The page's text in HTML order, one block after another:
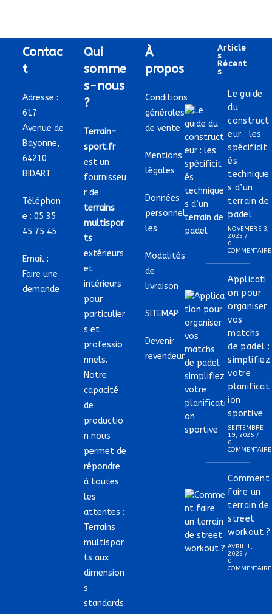
Contac
t
Adresse :
617
Avenue de
Bayonne,
64210
BIDART
Téléphon
e :05 35
45 75 45
Email :
Faire une
demande
Qui
somme
s-nous
?
Terrain-
sport.fr
est un
fournisseu
r de
terrains
multispor
ts
extérieurs
et
intérieurs
pour
particulier
s et
professio
nnels.
Notre
capacité
de
productio
n nous
permet de
répondre
à toutes
les
attentes :
Terrains
multispor
ts aux
dimension
s
standards
À
propos
Conditions
générales
de vente
Mentions
légales
Données
personnel
les
Modalités
de
livraison
SITEMAP
Devenir
revendeur
Article
S
Récent
S
Le guide
du
construct
eur : les
spécificit
és
technique
s d’un
terrain de
padel
NOVEMBRE 3,
2025 /
0
COMMENTAIRE
Applicati
on pour
organiser
vos
matchs
de padel :
simplifiez
votre
planificat
ion
sportive
SEPTEMBRE
19, 2025 /
0
COMMENTAIRE
Comment
faire un
terrain de
street
workout ?
AVRIL 1,
2025 /
0
COMMENTAIRE